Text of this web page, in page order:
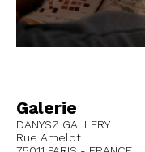
Galerie
DANYSZ GALLERY
Rue Amelot